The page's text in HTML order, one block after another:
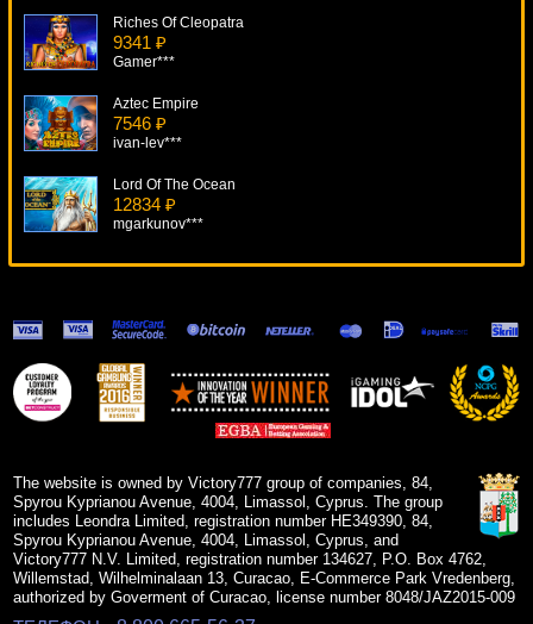
Riches Of Cleopatra
9341 ₽
Gamer***
Aztec Empire
7546 ₽
ivan-lev***
Lord Of The Ocean
12834 ₽
mgarkunov***
Secrets Of Atlantis
18324 ₽
SmileLow***
Sparta
The website is owned by Victory777 group of companies, 84,
Spyrou Kyprianou Avenue, 4004, Limassol, Cyprus. The group
includes Leondra Limited, registration number HE349390, 84,
Spyrou Kyprianou Avenue, 4004, Limassol, Cyprus, and
Victory777 N.V. Limited, registration number 134627, P.O. Box 4762,
Willemstad, Wilhelminalaan 13, Curacao, E-Commerce Park Vredenberg,
authorized by Goverment of Curacao, license number 8048/JAZ2015-009